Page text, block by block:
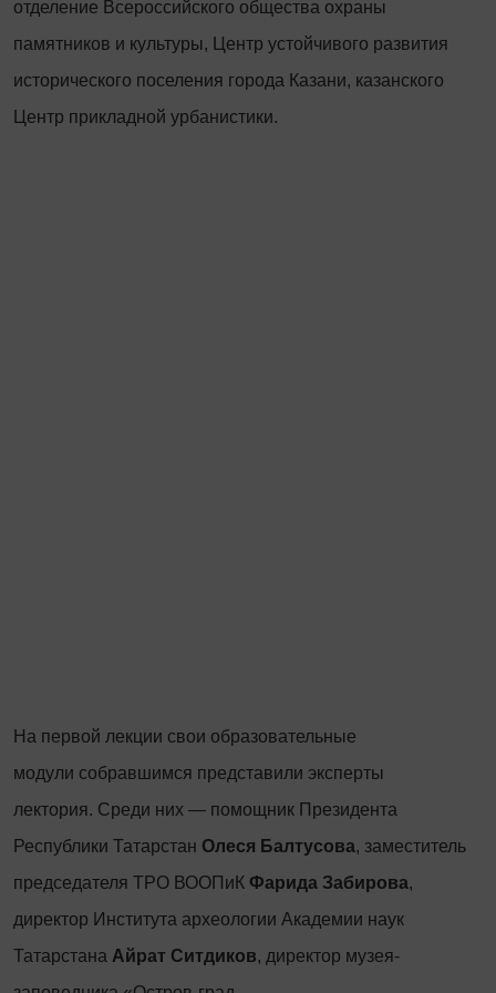
отделение Всероссийского общества охраны
памятников и культуры, Центр устойчивого развития
исторического поселения города Казани, казанского
Центр прикладной урбанистики.
На первой лекции свои образовательные
модули собравшимся представили эксперты
лектория. Среди них — помощник Президента
Республики Татарстан Олеся Балтусова, заместитель
председателя ТРО ВООПиК Фарида Забирова,
директор Института археологии Академии наук
Татарстана Айрат Ситдиков, директор музея-